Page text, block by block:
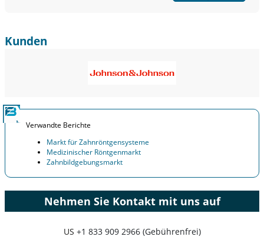
Kunden
Verwandte Berichte
Markt für Zahnröntgensysteme
Medizinischer Röntgenmarkt
Zahnbildgebungsmarkt
Nehmen Sie Kontakt mit uns auf
US +1 833 909 2966 (Gebührenfrei)